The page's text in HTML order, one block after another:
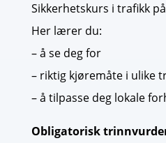
Sikkerhetskurs i trafikk
Her lærer du:
– å se deg for
– riktig kjøremåte i ulike
– å tilpasse deg lokale
Obligatorisk